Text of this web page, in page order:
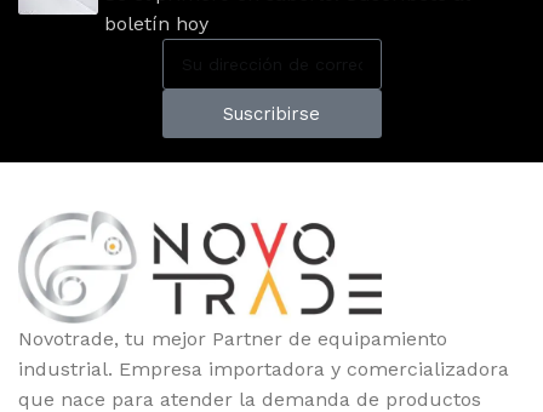
boletín hoy
Suscribirse
Novotrade, tu mejor Partner de equipamiento
industrial. Empresa importadora y comercializadora
que nace para atender la demanda de productos